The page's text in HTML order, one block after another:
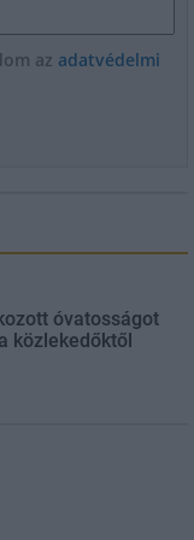
az adatvédelmi
óvatosságot
közlekedőktől